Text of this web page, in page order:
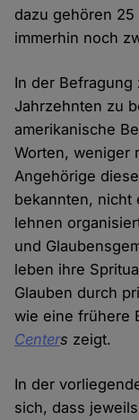
dazu gehören
immerhin noch
In der
Jahrzehnten zu
amerikanische
Worten, weniger
Angehörige
bekannten, nicht
lehnen
und
leben ihre
Glauben durch
wie eine frühere
Centers zeigt.
In der
sich, dass